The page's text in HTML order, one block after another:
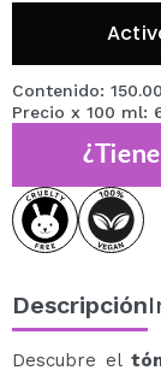
Contenido:
Precio x 100 ml:
Descripción
Descubre el